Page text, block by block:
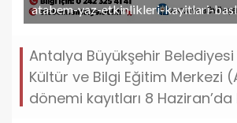
atabem-yaz-etkinlikleri-kayitlari-
Antalya Büyükşehir
Kültür ve Bilgi Eğitim Merkezi
dönemi kayıtları 8 Haziran’da